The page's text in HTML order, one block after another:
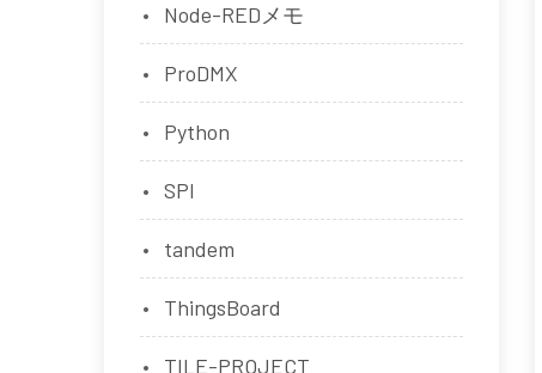
Node-REDメモ
ProDMX
Python
SPI
tandem
ThingsBoard
TILE-PROJECT